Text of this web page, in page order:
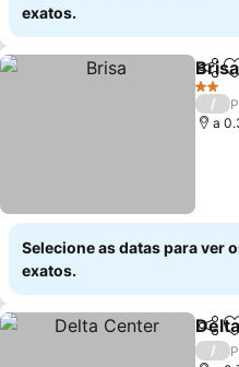
exatos.
Brisa
2
/
a
Selecione as datas para ver
exatos.
/